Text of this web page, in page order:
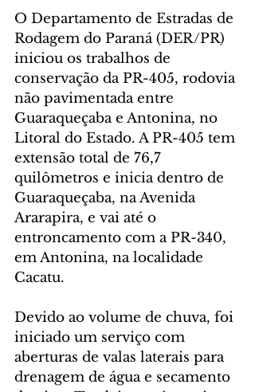
O Departamento de Estradas de
Rodagem do Paraná (DER/PR)
iniciou os trabalhos de
conservação da PR-405, rodovia
não pavimentada entre
Guaraqueçaba e Antonina, no
Litoral do Estado. A PR-405 tem
extensão total de 76,7
quilômetros e inicia dentro de
Guaraqueçaba, na Avenida
Ararapira, e vai até o
entroncamento com a PR-340,
em Antonina, na localidade
Cacatu.
Devido ao volume de chuva, foi
iniciado um serviço com
aberturas de valas laterais para
drenagem de água e secamento